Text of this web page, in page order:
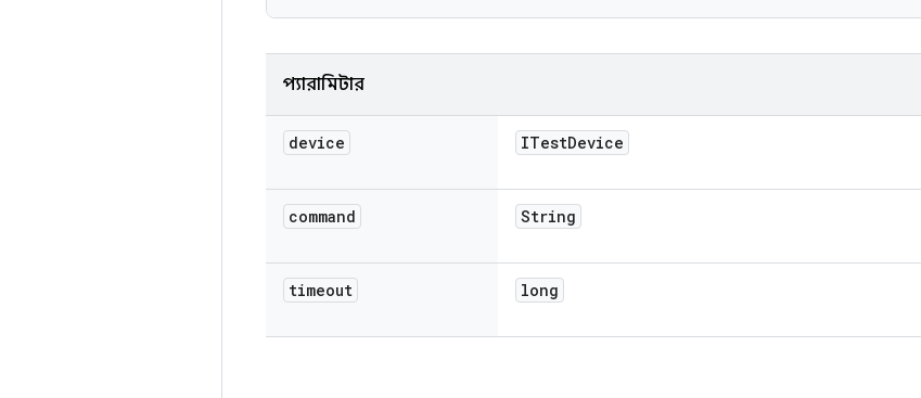
প্যারামিটার
device ITestDevice
command String
timeout long